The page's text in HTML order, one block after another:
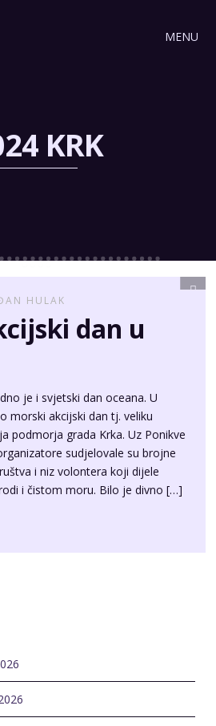
MENU
KRK
HULAK
dan u
je i svjetski dan oceana. U
morski akcijski dan tj. veliku
podmorja grada Krka. Uz Ponikve
sudjelovale su brojne
i niz volontera koji dijele
i čistom moru. Bilo je divno […]